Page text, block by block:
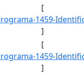
[
]
[
]